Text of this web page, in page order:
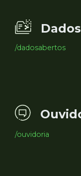
/dadosabertos
/ouvidoria